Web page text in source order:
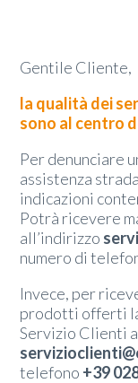
Gentile Cliente,
la qualità dei
sono al centro
Per denunciare
assistenza
indicazioni
Potrà ricevere
all’indirizzo
numero di
Invece, per
prodotti offerti
Servizio Clienti
telefono +39